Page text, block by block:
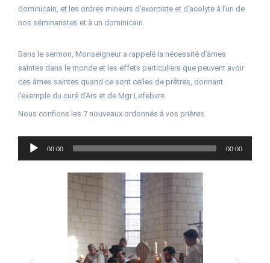
dominicain, et les ordres mineurs d’exorciste et d’acolyte à l’un de
nos séminaristes et à un dominicain.
Dans le sermon, Monseigneur a rappelé la nécessité d’âmes
saintes dans le monde et les effets particuliers que peuvent avoir
ces âmes saintes quand ce sont celles de prêtres, donnant
l’exemple du curé d’Ars et de Mgr Lefebvre.
Nous confions les 7 nouveaux ordonnés à vos prières.
Lecteur
00:00 00:00